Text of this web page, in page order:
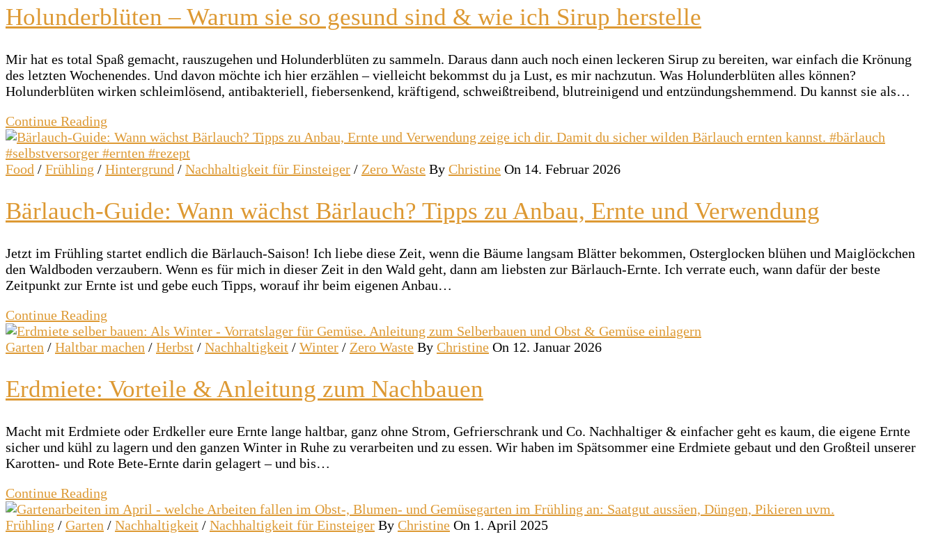
Holunderblüten – Warum sie so gesund sind & wie ich Sirup herstelle
Mir hat es total Spaß gemacht, rauszugehen und Holunderblüten zu sammeln. Daraus dann auch noch einen leckeren Sirup zu bereiten, war einfach die Krönung
des letzten Wochenendes. Und davon möchte ich hier erzählen – vielleicht bekommst du ja Lust, es mir nachzutun. Was Holunderblüten alles können?
Holunderblüten wirken schleimlösend, antibakteriell, fiebersenkend, kräftigend, schweißtreibend, blutreinigend und entzündungshemmend. Du kannst sie als…
Continue Reading
Food / Frühling / Hintergrund / Nachhaltigkeit für Einsteiger / Zero Waste By Christine On 14. Februar 2026
Bärlauch-Guide: Wann wächst Bärlauch? Tipps zu Anbau, Ernte und Verwendung
Jetzt im Frühling startet endlich die Bärlauch-Saison! Ich liebe diese Zeit, wenn die Bäume langsam Blätter bekommen, Osterglocken blühen und Maiglöckchen
den Waldboden verzaubern. Wenn es für mich in dieser Zeit in den Wald geht, dann am liebsten zur Bärlauch-Ernte. Ich verrate euch, wann dafür der beste
Zeitpunkt zur Ernte ist und gebe euch Tipps, worauf ihr beim eigenen Anbau…
Continue Reading
Garten / Haltbar machen / Herbst / Nachhaltigkeit / Winter / Zero Waste By Christine On 12. Januar 2026
Erdmiete: Vorteile & Anleitung zum Nachbauen
Macht mit Erdmiete oder Erdkeller eure Ernte lange haltbar, ganz ohne Strom, Gefrierschrank und Co. Nachhaltiger & einfacher geht es kaum, die eigene Ernte
sicher und kühl zu lagern und den ganzen Winter in Ruhe zu verarbeiten und zu essen. Wir haben im Spätsommer eine Erdmiete gebaut und den Großteil unserer
Karotten- und Rote Bete-Ernte darin gelagert – und bis…
Continue Reading
Frühling / Garten / Nachhaltigkeit / Nachhaltigkeit für Einsteiger By Christine On 1. April 2025